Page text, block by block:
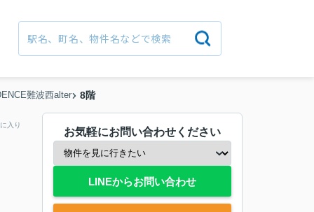
難波西alter 8階
入り
お気軽にお問い合わせください
LINEからお問い合わせ